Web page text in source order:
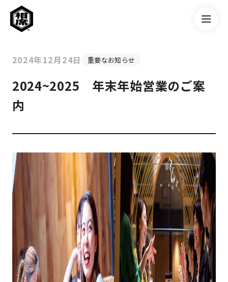
2024年12月24日 重要なお知らせ
2024~2025 年末年始営業のご案
内